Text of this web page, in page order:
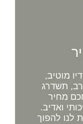
מוטיב,
רב, תשדרג
מחיר
ואדיב.
לנו להפוך